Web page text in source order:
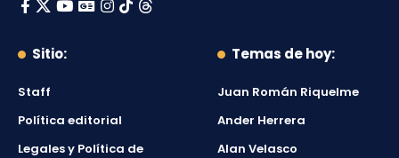
Sitio:
Staff
Política editorial
Legales y Política de
Temas de hoy:
Juan Román Riquelme
Ander Herrera
Alan Velasco